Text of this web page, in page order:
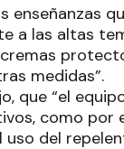
enseñanzas
a las altas
medidas”.
que “el
como por
uso del